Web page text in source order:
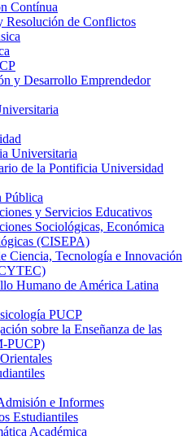
Contínua
Resolución de Conflictos
y Desarrollo Emprendedor
Universitaria
de la Pontificia Universidad
Pública
y Servicios Educativos
Sociológicas, Económica
(CISEPA)
Ciencia, Tecnología e Innovación
Humano de América Latina
PUCP
sobre la Enseñanza de las
PUCP)
e Informes
Estudiantiles
Académica